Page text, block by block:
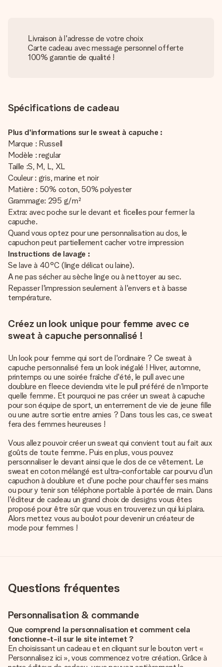
Livraison à l'adresse de votre choix
Carte cadeau avec message personnel offerte
100% garantie de qualité !
Spécifications de cadeau
Plus d'informations sur le sweat à capuche :
Marque : Russell
Modèle : regular
Taille :S, M, L, XL
Couleur : gris, marine et noir
Matière : 50% coton, 50% polyester
Grammage: 295 g/m²
Extra: avec poche sur le devant et ficelles pour fermer la
capuche.
Quand vous optez pour une personnalisation au dos, le
capuchon peut partiellement cacher votre impression
Instructions de lavage :
Se lave à 40°C (linge délicat ou laine).
A ne pas sécher au sèche linge ou à nettoyer au sec.
Repasser l'impression seulement à l'envers et à basse
température.
Créez un look unique pour femme avec ce
sweat à capuche personnalisé !
Un look pour femme qui sort de l'ordinaire ? Ce sweat à
capuche personnalisé fera un look inégalé ! Hiver, automne,
printemps ou une soirée fraîche d'été, le pull avec une
doublure en fleece deviendra vite le pull préféré de n'importe
quelle femme. Et pourquoi ne pas créer un sweat à capuche
pour son équipe de sport, un enterrement de vie de jeune fille
ou une autre sortie entre amies ? Dans tous les cas, ce sweat
fera des femmes heureuses !
Vous allez pouvoir créer un sweat qui convient tout au fait aux
goûts de toute femme. Puis en plus, vous pouvez
personnaliser le devant ainsi que le dos de ce vêtement. Le
sweat en coton mélangé est ultra-confortable car pourvu d'un
capuchon à doublure et d'une poche pour chauffer ses mains
ou pour y tenir son téléphone portable à portée de main. Dans
l'éditeur de cadeau un grand choix de designs vous êtes
proposé pour être sûr que vous en trouverez un qui lui plaira.
Alors mettez vous au boulot pour devenir un créateur de
mode pour femmes !
Questions fréquentes
Personnalisation & commande
Que comprend la personnalisation et comment cela
fonctionne-t-il sur le site internet ?
En choisissant un cadeau et en cliquant sur le bouton vert «
Personnalisez ici », vous commencez votre création. Grâce à